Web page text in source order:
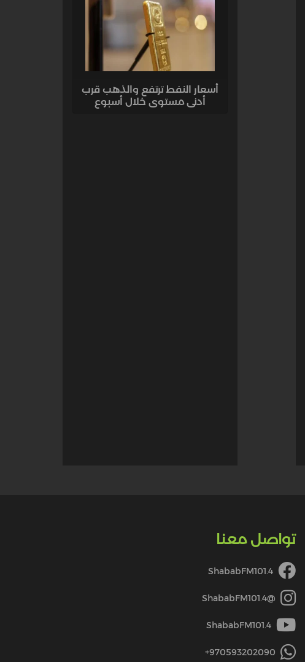
أسعار النفط ترتفع والذهب قرب
أدنى مستوى خلال أسبوع
تواصل معنا
ShababFM101.4
@ShababFM101.4
ShababFM101.4
970593202090+